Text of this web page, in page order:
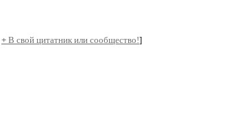
+ В свой цитатник или сообщество!]